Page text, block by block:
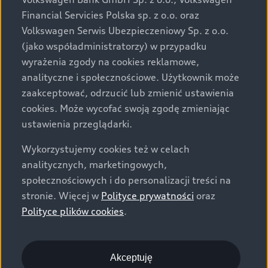
za dopłatą. Wiążące ustalenie ceny, wyposażenia i
specyfikacji pojazdu następują w umowie sprzedaży, a
określenie parametrów technicznych zawiera
świadectwo homologacji typu pojazdu. Zastrzegamy
sobie prawo do zmian i pomyłek. Wszelkie informacje
prezentowane na stronie są aktualne na dzień ich
zamieszczania. W celu uzyskania najnowszych
informacji prosimy kontaktować się z Partnerem Marki
Audi.
Wszystkie produkowane obecnie samochody marki Audi
są wykonywane z materiałów spełniających pod
względem możliwości odzysku i recyklingu wymagania
określone w normie ISO 22628 i są zgodne z
europejskimi świadectwami homologacji wydanymi wg
o.o. podlega obowiązkowi zapewnienia wszystkim
użytkownikom samochodów marki Volkswagen sieci
Financial Servicies Polska sp. z o.o. oraz
Volkswagen Serwis Ubezpieczeniowy Sp. z o.o.
(jako współadministratorzy) w przypadku
wyrażenia zgody na cookies reklamowe,
analityczne i społecznościowe. Użytkownik może
zaakceptować, odrzucić lub zmienić ustawienia
cookies. Może wycofać swoją zgodę zmieniając
ustawienia przeglądarki.
Wykorzystujemy cookies też w celach
analitycznych, marketingowych,
społecznościowych i do personalizacji treści na
stronie. Więcej w Polityce prywatności oraz
Polityce plików cookies.
Akceptuję